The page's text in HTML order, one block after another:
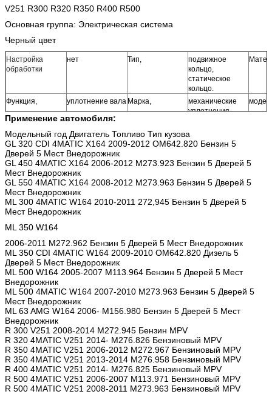
V251 R300 R320 R350 R400 R500
Основная группа: Электрическая система
Черный цвет
Настройка
обработки
нет Тип,
подвижное
кольцо,
статическое
кольцо.
Функция, уплотнение вала Марка,
механические
уплотнения
Образец или
место,
место.
детали,
запчасти.
Использование
давления
35 (МПа)
диапазон
цилиндр
носить
Применение автомобиля:
Модельный год Двигатель Топливо Тип кузова
GL 320 CDI 4MATIC X164 2009-2012 OM642.820 Бензин 5
Дверей 5 Мест Внедорожник
GL 450 4MATIC X164 2006-2012 M273.923 Бензин 5 Дверей 5
Мест Внедорожник
GL 550 4MATIC X164 2008-2012 M273.963 Бензин 5 Дверей 5
Мест Внедорожник
ML 300 4MATIC W164 2010-2011 272,945 Бензин 5 Дверей 5
Мест Внедорожник
ML 350 W164
2006-2011 M272.962 Бензин 5 Дверей 5 Мест Внедорожник
ML 350 CDI 4MATIC W164 2009-2010 OM642.820 Дизель 5
Дверей 5 Мест Внедорожник
ML 500 W164 2005-2007 M113.964 Бензин 5 Дверей 5 Мест
Внедорожник
ML 500 4MATIC W164 2007-2010 M273.963 Бензин 5 Дверей 5
Мест Внедорожник
ML 63 AMG W164 2006- M156.980 Бензин 5 Дверей 5 Мест
Внедорожник
R 300 V251 2008-2014 M272.945 Бензин MPV
R 320 4MATIC V251 2014- M276.826 Бензиновый MPV
R 350 4MATIC V251 2006-2012 M272.967 Бензиновый MPV
R 350 4MATIC V251 2013-2014 M276.958 Бензиновый MPV
R 400 4MATIC V251 2014- M276.825 Бензиновый MPV
R 500 4MATIC V251 2006-2007 M113.971 Бензиновый MPV
R 500 4MATIC V251 2008-2011 M273.963 Бензиновый MPV